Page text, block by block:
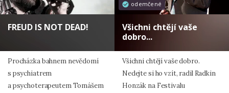
FREUD IS NOT DEAD!
Procházka bahnem nevědomí
s psychiatrem
a psychoterapeutem Tomášem
odemčené
Všichni chtějí vaše
dobro...
Všichni chtějí vaše dobro.
Nedejte si ho vzít, radil Radkin
Honzák na Festivalu